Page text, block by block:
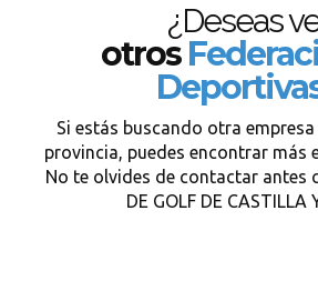
¿Deseas
otros
Si estás buscando otra
provincia, puedes encontrar más
No te olvides de contactar antes
DE GOLF DE CASTILLA